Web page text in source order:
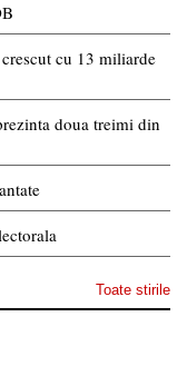
cu 13 miliarde
doua treimi din
Toate stirile